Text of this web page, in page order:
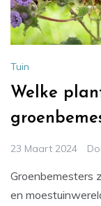
Tuin
Welke
23 Maart 2024
Groenbemesters
en